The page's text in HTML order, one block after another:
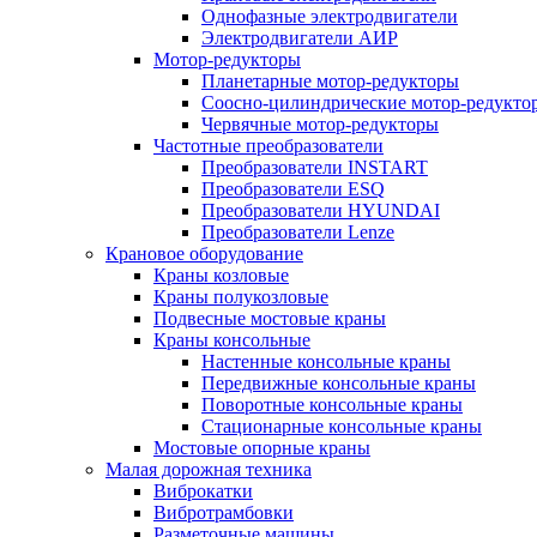
Однофазные электродвигатели
Электродвигатели АИР
Мотор-редукторы
Планетарные мотор-редукторы
Соосно-цилиндрические мотор-
Червячные мотор-редукторы
Частотные преобразователи
Преобразователи INSTART
Преобразователи ESQ
Преобразователи HYUNDAI
Преобразователи Lenze
Крановое оборудование
Краны козловые
Краны полукозловые
Подвесные мостовые краны
Краны консольные
Настенные консольные краны
Передвижные консольные краны
Поворотные консольные краны
Стационарные консольные краны
Мостовые опорные краны
Малая дорожная техника
Виброкатки
Вибротрамбовки